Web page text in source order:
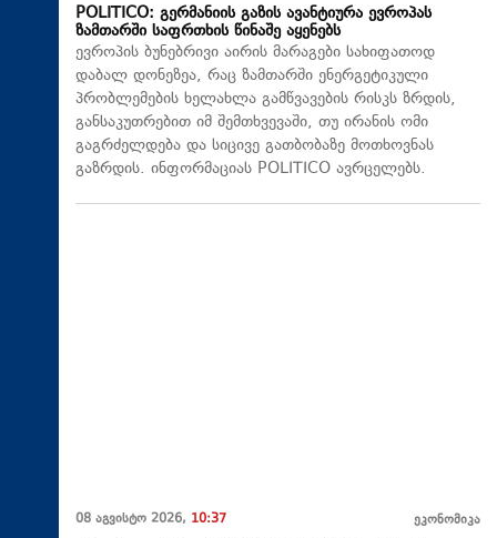
POLITICO: გერმანიის გაზის ავანტიურა ევროპას
ზამთარში საფრთხის წინაშე აყენებს
ევროპის ბუნებრივი აირის მარაგები სახიფათოდ
დაბალ დონეზეა, რაც ზამთარში ენერგეტიკული
პრობლემების ხელახლა გამწვავების რისკს ზრდის,
განსაკუთრებით იმ შემთხვევაში, თუ ირანის ომი
გაგრძელდება და სიცივე გათბობაზე მოთხოვნას
გაზრდის. ინფორმაციას POLITICO ავრცელებს.
08 აგვისტო 2026, 10:37 ეკონომიკა